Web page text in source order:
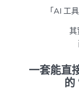
「AI 工
其
一套能直
的